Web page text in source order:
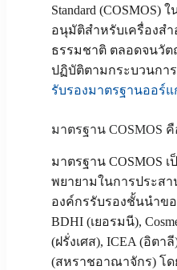
Standard (COSMOS)
อนุมัติสำหรับเครื่องส
ธรรมชาติ ตลอดจนวัต
ปฏิบัติตามกระบวนกา
รับรองมาตรฐานออร์
มาตรฐาน COSMOS คื
มาตรฐาน COSMOS
พยายามในการประส
องค์กรรับรองชั้นนำข
BDHI (เยอรมนี),
(ฝรั่งเศส), ICEA (อิตาลี
(สหราชอาณาจักร) โด